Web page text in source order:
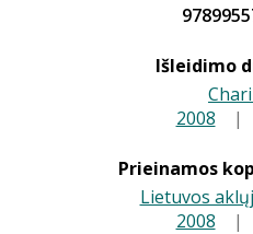
Išleidimo
2008 |
Prieinamos
Lietuvos
2008 |